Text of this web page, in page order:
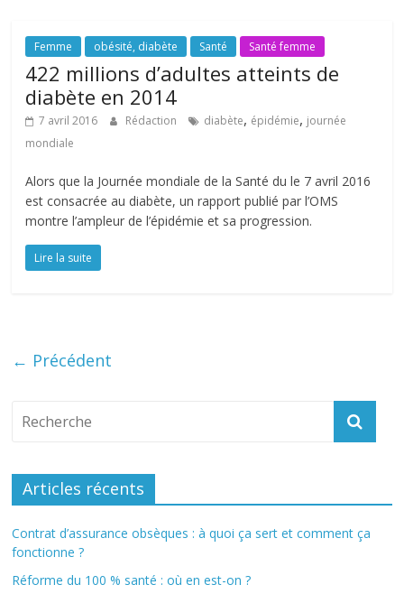
Femme obésité, diabète Santé Santé femme
422 millions d’adultes atteints de
diabète en 2014
7 avril 2016 Rédaction diabète, épidémie, journée
mondiale
Alors que la Journée mondiale de la Santé du le 7 avril 2016
est consacrée au diabète, un rapport publié par l’OMS
montre l’ampleur de l’épidémie et sa progression.
Lire la suite
← Précédent
Articles récents
Contrat d’assurance obsèques : à quoi ça sert et comment ça
fonctionne ?
Réforme du 100 % santé : où en est-on ?